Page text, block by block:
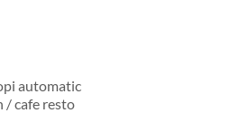
automatic
/ cafe resto